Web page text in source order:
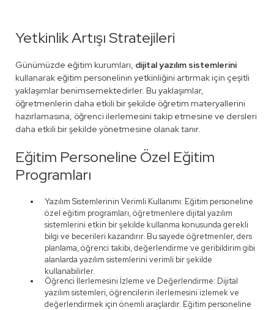
Yetkinlik Artışı Stratejileri
Günümüzde eğitim kurumları, dijital yazılım sistemlerini
kullanarak eğitim personelinin yetkinliğini artırmak için çeşitli
yaklaşımlar benimsemektedirler. Bu yaklaşımlar,
öğretmenlerin daha etkili bir şekilde öğretim materyallerini
hazırlamasına, öğrenci ilerlemesini takip etmesine ve dersleri
daha etkili bir şekilde yönetmesine olanak tanır.
Eğitim Personeline Özel Eğitim
Programları
Yazılım Sistemlerinin Verimli Kullanımı: Eğitim personeline
özel eğitim programları, öğretmenlere dijital yazılım
sistemlerini etkin bir şekilde kullanma konusunda gerekli
bilgi ve becerileri kazandırır. Bu sayede öğretmenler, ders
planlama, öğrenci takibi, değerlendirme ve geribildirim gibi
alanlarda yazılım sistemlerini verimli bir şekilde
kullanabilirler.
Öğrenci İlerlemesini İzleme ve Değerlendirme: Dijital
yazılım sistemleri, öğrencilerin ilerlemesini izlemek ve
değerlendirmek için önemli araçlardır. Eğitim personeline